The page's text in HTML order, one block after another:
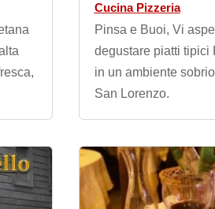
Cucina Pizzeria
Pinsa e Buoi, Vi
degustare piatti tipici
in un ambiente
San Lorenzo.